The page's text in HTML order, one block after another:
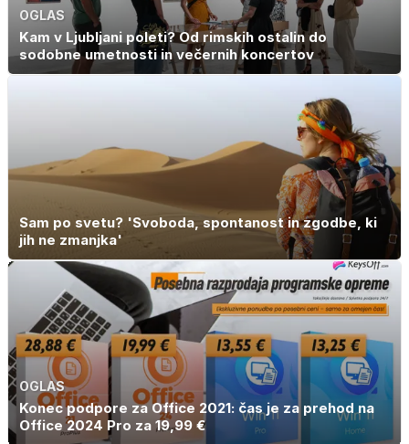
OGLAS
Kam v Ljubljani poleti? Od rimskih ostalin do
sodobne umetnosti in večernih koncertov
Sam po svetu? 'Svoboda, spontanost in zgodbe, ki
jih ne zmanjka'
OGLAS
Konec podpore za Office 2021: čas je za prehod na
Office 2024 Pro za 19,99 €